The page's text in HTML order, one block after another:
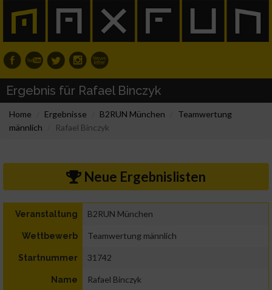
Ergebnis für Rafael Binczyk
Home Ergebnisse B2RUN München
Teamwertung
männlich
Rafael Binczyk
Neue Ergebnislisten
Veranstaltung B2RUN München
Wettbewerb Teamwertung männlich
Startnummer 31742
Name Rafael Binczyk